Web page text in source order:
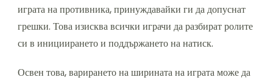
играта на противника, принуждавайки ги да допуснат
грешки. Това изисква всички играчи да разбират ролите
си в инициирането и поддържането на натиск.
Освен това, варирането на ширината на играта може да